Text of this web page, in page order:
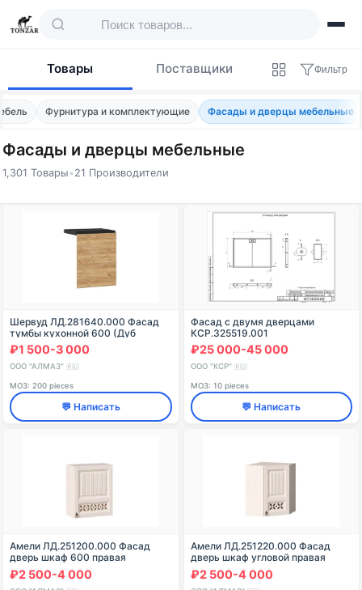
Товары Поставщики Фильтр
Фурнитура и комплектующие Фасады и дверцы мебельные
Фасады и дверцы мебельные
1,301 Товары •21 Производители
Товары — Фасады и дверцы мебельные
Шервуд ЛД.281640.000 Фасад
тумбы кухонной 600 (Дуб
золотой/Чёрный )
₽1 500-3 000
ООО "АЛМАЗ" 🇷🇺
МОЗ: 200 pieces
💬 Написать
Фасад с двумя дверцами
КСР.325519.001
₽25 000-45 000
ООО "КСР" 🇷🇺
МОЗ: 10 pieces
💬 Написать
Амели ЛД.251200.000 Фасад
дверь шкаф 600 правая
₽2 500-4 000
Амели ЛД.251220.000 Фасад
дверь шкаф угловой правая
₽2 500-4 000